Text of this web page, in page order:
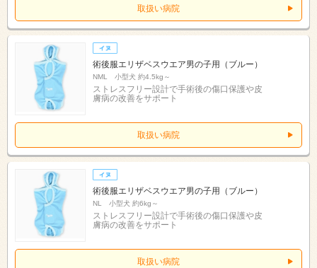
取扱い病院
術後服エリザベスウエア男の子用（ブルー）
NML 小型犬 約4.5kg～
ストレスフリー設計で手術後の傷口保護や皮
膚病の改善をサポート
取扱い病院
術後服エリザベスウエア男の子用（ブルー）
NL 小型犬 約6kg～
ストレスフリー設計で手術後の傷口保護や皮
膚病の改善をサポート
取扱い病院